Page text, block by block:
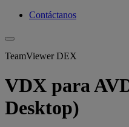
Contáctanos
TeamViewer DEX
VDX para
Desktop)